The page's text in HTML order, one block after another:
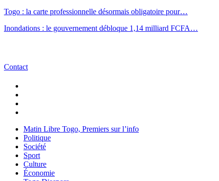
Togo : la carte professionnelle désormais obligatoire pour…
Inondations : le gouvernement débloque 1,14 milliard FCFA…
Contact
Matin Libre Togo, Premiers sur l’info
Politique
Société
Sport
Culture
Économie